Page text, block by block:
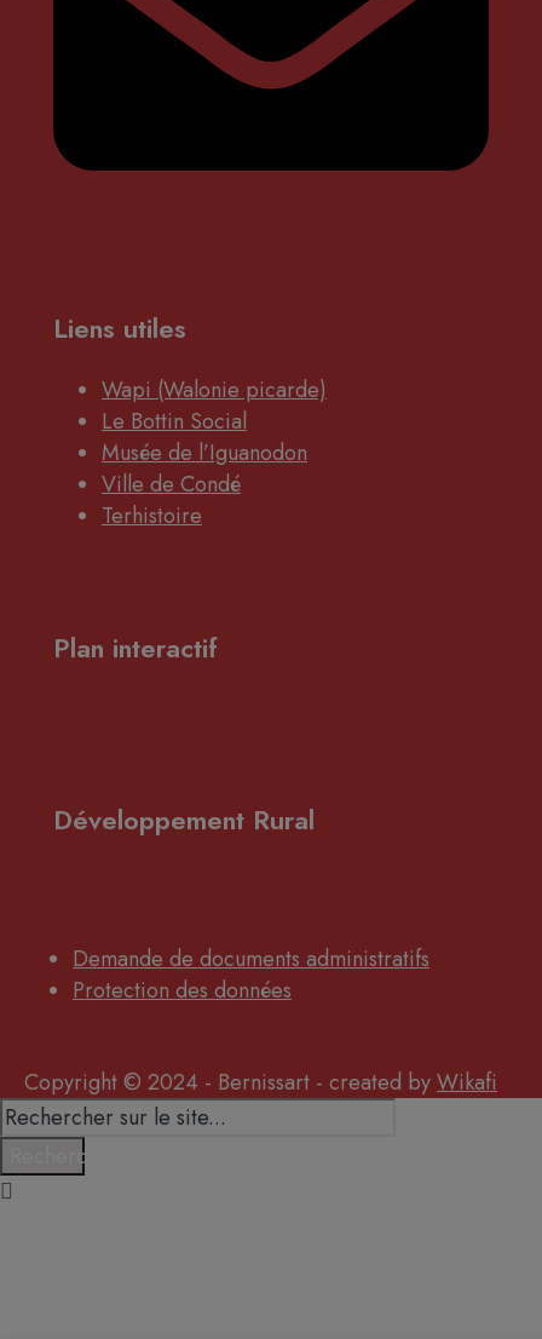
Liens utiles
Wapi (Walonie picarde)
Le Bottin Social
Musée de l’Iguanodon
Ville de Condé
Terhistoire
Plan interactif
Développement Rural
Demande de documents administratifs
Protection des données
Copyright © 2024 - Bernissart - created byWikafi
Search
for:Rechercher